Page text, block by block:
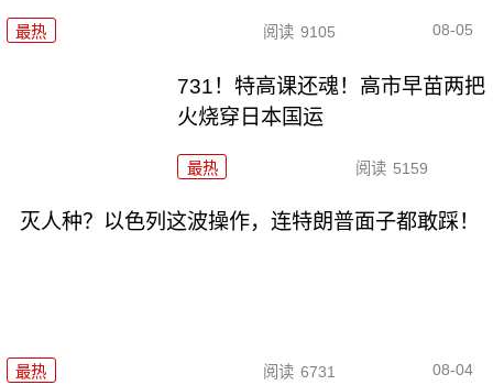
最热 阅读 9105 08-05
731！特高课还魂！高市早苗两把
火烧穿日本国运
最热 阅读 5159
灭人种？以色列这波操作，连特朗普面子都敢踩！
最热 阅读 6731 08-04